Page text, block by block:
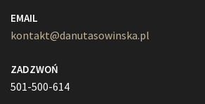
EMAIL
kontakt@danutasowinska.pl
ZADZWOŃ
501-500-614